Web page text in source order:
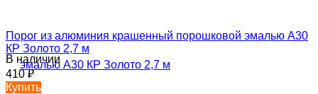
Порог из алюминия крашенный порошковой эмалью А30
КР Золото 2,7 м
В наличии
410₽
Купить